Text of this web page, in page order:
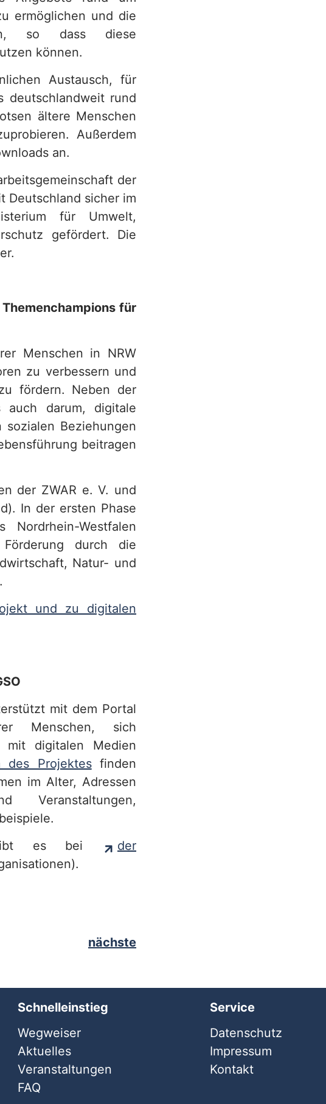
ermöglichen und die
so dass diese
können.
Austausch, für
deutschlandweit rund
ältere Menschen
Außerdem
an.
der
Deutschland sicher im
für Umwelt,
gefördert. Die
für
Menschen in NRW
zu verbessern und
fördern. Neben der
auch darum, digitale
Beziehungen
beitragen
der ZWAR e. V. und
In der ersten Phase
Westfalen
durch die
Natur- und
und zu digitalen
mit dem Portal
Menschen, sich
mit digitalen Medien
des Projektesfinden
im Alter, Adressen
Veranstaltungen,
gibt es bei
der
nächste
Schnelleinstieg
Wegweiser
Aktuelles
Veranstaltungen
FAQ
Service
Datenschutz
Impressum
Kontakt